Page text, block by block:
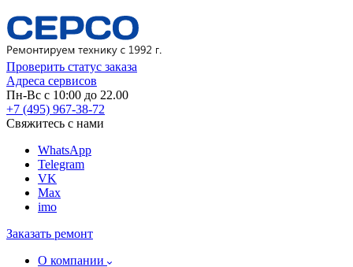
Проверить статус заказа
Адреса сервисов
Пн-Вс с 10:00 до 22.00
+7 (495) 967-38-72
Свяжитесь с нами
WhatsApp
Telegram
VK
Max
imo
Заказать ремонт
О компании